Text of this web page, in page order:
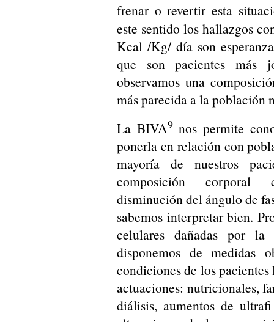
frenar o revertir esta
este sentido los hallazgos
Kcal /Kg/ día son
que son pacientes más
observamos una
más parecida a la población
La BIVA9nos permite
ponerla en relación con
mayoría de nuestros
composición corporal
disminución del ángulo de
sabemos interpretar bien.
celulares dañadas por
disponemos de medidas
condiciones de los
actuaciones: nutricionales,
diálisis, aumentos de